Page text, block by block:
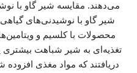
می‌دهند. مقایسه شیر گاو با
شیر گاو با نوشیدنی‌های
محصولات با کلسیم و
تغذیه‌ای به شیر شباهت بیشتری
دریافتند که مواد مغذی